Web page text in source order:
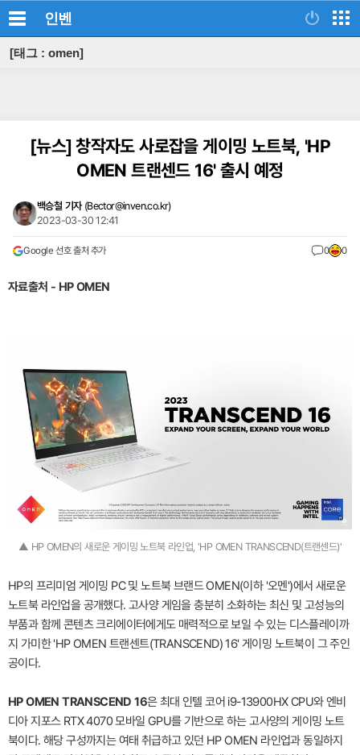
인벤
[태그 : omen]
[뉴스]창작자도 사로잡을 게이밍 노트북, 'HP
OMEN 트랜센드 16' 출시 예정
백승철 기자 (Bector@inven.co.kr)
2023-03-30 12:41
Google 선호 출처 추가 0 0
자료출처 - HP OMEN
▲ HP OMEN의 새로운 게이밍 노트북 라인업, 'HP OMEN TRANSCEND(트랜센드)'
HP의 프리미엄 게이밍 PC 및 노트북 브랜드 OMEN(이하 '오멘')에서 새로운
노트북 라인업을 공개했다. 고사양 게임을 충분히 소화하는 최신 및 고성능의
부품과 함께 콘텐츠 크리에이터에게도 매력적으로 보일 수 있는 디스플레이까
지 가미한 'HP OMEN 트랜센트(TRANSCEND) 16' 게이밍 노트북이 그 주인
공이다.
HP OMEN TRANSCEND 16은 최대 인텔 코어 i9-13900HX CPU와 엔비
디아 지포스 RTX 4070 모바일 GPU를 기반으로 하는 고사양의 게이밍 노트
북이다. 해당 구성까지는 여태 취급하고 있던 HP OMEN 라인업과 동일하지